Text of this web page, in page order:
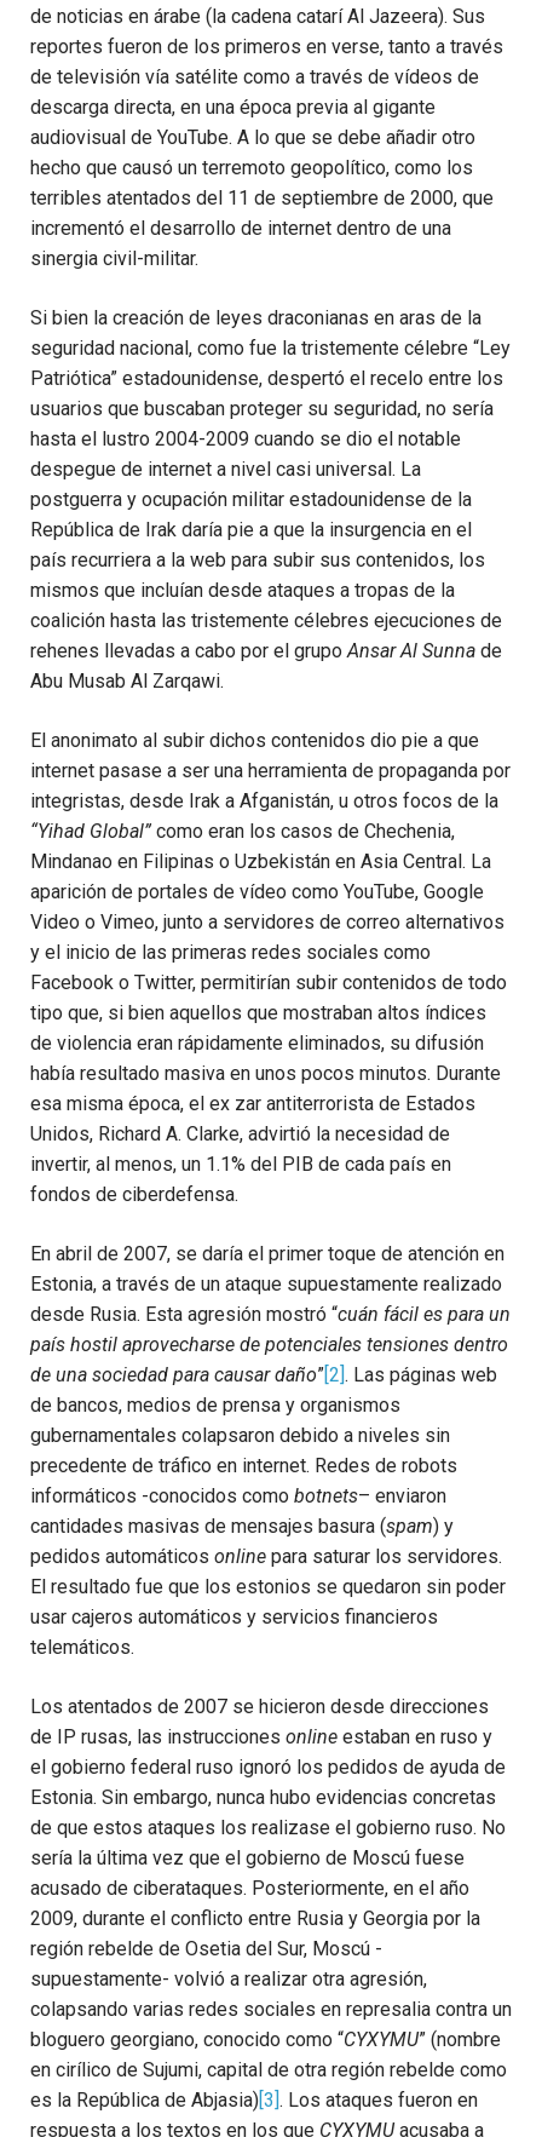
de noticias en árabe (la cadena catarí Al Jazeera). Sus
reportes fueron de los primeros en verse, tanto a través
de televisión vía satélite como a través de vídeos de
descarga directa, en una época previa al gigante
audiovisual de YouTube. A lo que se debe añadir otro
hecho que causó un terremoto geopolítico, como los
terribles atentados del 11 de septiembre de 2000, que
incrementó el desarrollo de internet dentro de una
sinergia civil-militar.
Si bien la creación de leyes draconianas en aras de la
seguridad nacional, como fue la tristemente célebre “Ley
Patriótica” estadounidense, despertó el recelo entre los
usuarios que buscaban proteger su seguridad, no sería
hasta el lustro 2004-2009 cuando se dio el notable
despegue de internet a nivel casi universal. La
postguerra y ocupación militar estadounidense de la
República de Irak daría pie a que la insurgencia en el
país recurriera a la web para subir sus contenidos, los
mismos que incluían desde ataques a tropas de la
coalición hasta las tristemente célebres ejecuciones de
rehenes llevadas a cabo por el grupoAnsar Al Sunna de
Abu Musab Al Zarqawi.
El anonimato al subir dichos contenidos dio pie a que
internet pasase a ser una herramienta de propaganda por
integristas, desde Irak a Afganistán, u otros focos de la
“Yihad Global” como eran los casos de Chechenia,
Mindanao en Filipinas o Uzbekistán en Asia Central. La
aparición de portales de vídeo como YouTube, Google
Video o Vimeo, junto a servidores de correo alternativos
y el inicio de las primeras redes sociales como
Facebook o Twitter, permitirían subir contenidos de todo
tipo que, si bien aquellos que mostraban altos índices
de violencia eran rápidamente eliminados, su difusión
había resultado masiva en unos pocos minutos. Durante
esa misma época, el ex zar antiterrorista de Estados
Unidos, Richard A. Clarke, advirtió la necesidad de
invertir, al menos, un 1.1% del PIB de cada país en
fondos de ciberdefensa.
En abril de 2007, se daría el primer toque de atención en
Estonia, a través de un ataque supuestamente realizado
desde Rusia. Esta agresión mostró “cuán fácil es para un
país hostil aprovecharse de potenciales tensiones dentro
de una sociedad para causar daño” [2] . Las páginas web
de bancos, medios de prensa y organismos
gubernamentales colapsaron debido a niveles sin
precedente de tráfico en internet. Redes de robots
informáticos -conocidos como botnets– enviaron
cantidades masivas de mensajes basura (spam) y
pedidos automáticos online para saturar los servidores.
El resultado fue que los estonios se quedaron sin poder
usar cajeros automáticos y servicios financieros
telemáticos.
Los atentados de 2007 se hicieron desde direcciones
de IP rusas, las instrucciones online estaban en ruso y
el gobierno federal ruso ignoró los pedidos de ayuda de
Estonia. Sin embargo, nunca hubo evidencias concretas
de que estos ataques los realizase el gobierno ruso. No
sería la última vez que el gobierno de Moscú fuese
acusado de ciberataques. Posteriormente, en el año
2009, durante el conflicto entre Rusia y Georgia por la
región rebelde de Osetia del Sur, Moscú -
supuestamente- volvió a realizar otra agresión,
colapsando varias redes sociales en represalia contra un
bloguero georgiano, conocido como “CYXYMU” (nombre
en cirílico de Sujumi, capital de otra región rebelde como
es la República de Abjasia) [3] . Los ataques fueron en
respuesta a los textos en los que CYXYMUacusaba a